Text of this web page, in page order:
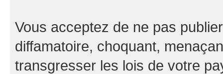
Vous acceptez de ne pas
diffamatoire, choquant,
transgresser les lois de votre